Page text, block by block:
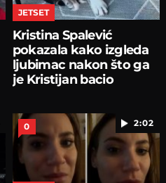
JETSET
Kristina Spalević
pokazala kako izgleda
ljubimac nakon što ga
je Kristijan bacio
2:02
0